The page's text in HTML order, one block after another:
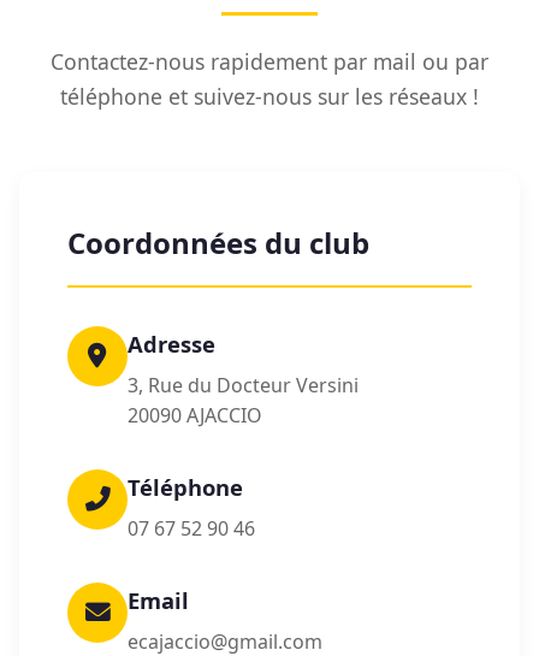
Contactez-nous rapidement par mail ou par
téléphone et suivez-nous sur les réseaux !
Coordonnées du club
Adresse
3, Rue du Docteur Versini
20090 AJACCIO
Téléphone
07 67 52 90 46
Email
ecajaccio@gmail.com